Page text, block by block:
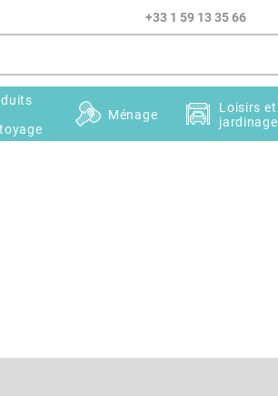
+33 1 59 13 35 66
Ménage
Loisirs et
jardinage